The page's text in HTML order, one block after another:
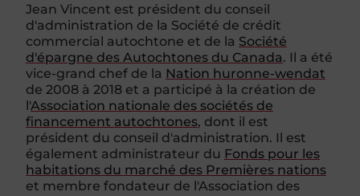
Jean Vincent est président du conseil
d'administration de la Société de crédit
commercial autochtone et de la Société
d'épargne des Autochtones du Canada. Il a été
vice-grand chef de la Nation huronne-wendat
de 2008 à 2018 et a participé à la création de
l'Association nationale des sociétés de
financement autochtones, dont il est
président du conseil d'administration. Il est
également administrateur du Fonds pour les
habitations du marché des Premières nations
et membre fondateur de l'Association des